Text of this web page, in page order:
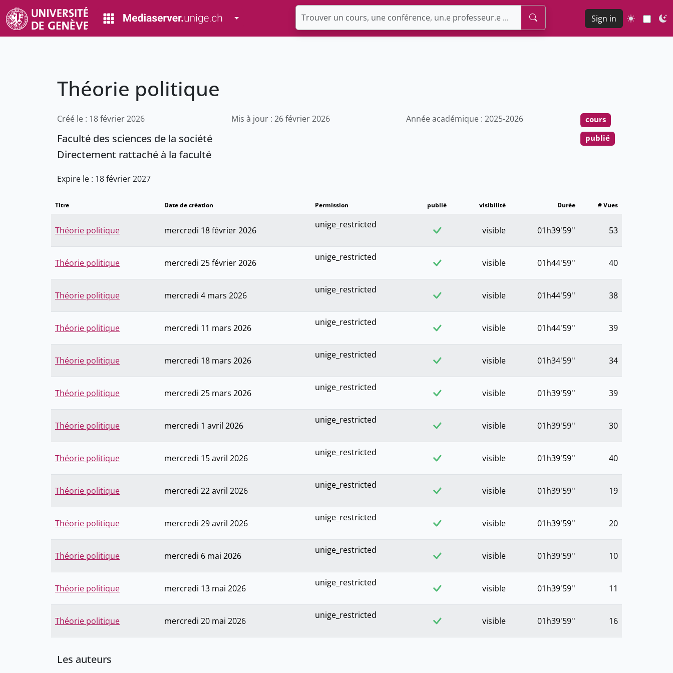
Toggle Dropdown Sign in
Théorie politique
Créé le : 18 février 2026 Mis à jour : 26 février 2026 Année académique : 2025-2026
Faculté des sciences de la société
Directement rattaché à la faculté
Expire le : 18 février 2027
cours
publié
Titre Date de création Permission publié visibilité Durée # Vues
Théorie politique mercredi 18 février 2026
unige_restricted
visible 01h39'59'' 53
Théorie politique mercredi 25 février 2026
unige_restricted
visible 01h44'59'' 40
Théorie politique mercredi 4 mars 2026
unige_restricted
visible 01h44'59'' 38
Théorie politique mercredi 11 mars 2026
unige_restricted
visible 01h44'59'' 39
Théorie politique mercredi 18 mars 2026
unige_restricted
visible 01h34'59'' 34
Théorie politique mercredi 25 mars 2026
unige_restricted
visible 01h39'59'' 39
Théorie politique mercredi 1 avril 2026
unige_restricted
visible 01h39'59'' 30
Théorie politique mercredi 15 avril 2026
unige_restricted
visible 01h39'59'' 40
Théorie politique mercredi 22 avril 2026
unige_restricted
visible 01h39'59'' 19
Théorie politique mercredi 29 avril 2026
unige_restricted
visible 01h39'59'' 20
Théorie politique mercredi 6 mai 2026
unige_restricted
visible 01h39'59'' 10
Théorie politique mercredi 13 mai 2026
unige_restricted
visible 01h39'59'' 11
Théorie politique mercredi 20 mai 2026
unige_restricted
visible 01h39'59'' 16
Les auteurs